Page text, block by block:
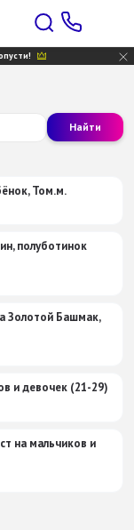
Найти
Том.м.
полуботинок
Золотой Башмак,
и девочек (21-29)
на мальчиков и